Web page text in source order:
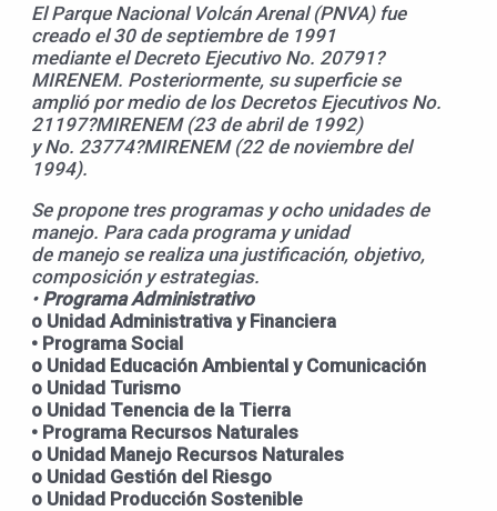
El Parque Nacional Volcán Arenal (PNVA) fue
creado el 30 de septiembre de 1991
mediante el Decreto Ejecutivo No. 20791?
MIRENEM. Posteriormente, su superficie se
amplió por medio de los Decretos Ejecutivos No.
21197?MIRENEM (23 de abril de 1992)
y No. 23774?MIRENEM (22 de noviembre del
1994).
Se propone tres programas y ocho unidades de
manejo. Para cada programa y unidad
de manejo se realiza una justificación, objetivo,
composición y estrategias.
• Programa Administrativo
o Unidad Administrativa y Financiera
• Programa Social
o Unidad Educación Ambiental y Comunicación
o Unidad Turismo
o Unidad Tenencia de la Tierra
• Programa Recursos Naturales
o Unidad Manejo Recursos Naturales
o Unidad Gestión del Riesgo
o Unidad Producción Sostenible